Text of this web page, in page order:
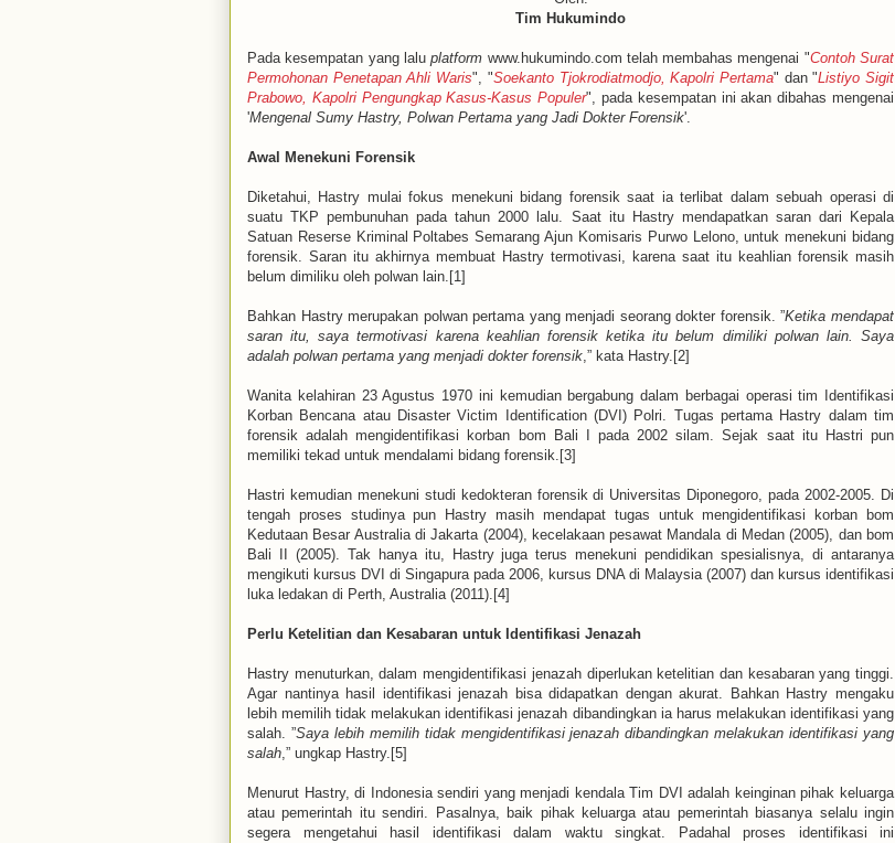
Tim Hukumindo
Pada kesempatan yang laluplatform www.hukumindo.com telah membahas mengenai "Contoh Surat
Permohonan Penetapan Ahli Waris", "Soekanto Tjokrodiatmodjo, Kapolri Pertama" dan "Listiyo Sigit
Prabowo, Kapolri Pengungkap Kasus-Kasus Populer", pada kesempatan ini akan dibahas mengenai
'Mengenal Sumy Hastry, Polwan Pertama yang Jadi Dokter Forensik'.
Awal Menekuni Forensik
Diketahui, Hastry mulai fokus menekuni bidang forensik saat ia terlibat dalam sebuah operasi di
suatu TKP pembunuhan pada tahun 2000 lalu. Saat itu Hastry mendapatkan saran dari Kepala
Satuan Reserse Kriminal Poltabes Semarang Ajun Komisaris Purwo Lelono, untuk menekuni bidang
forensik. Saran itu akhirnya membuat Hastry termotivasi, karena saat itu keahlian forensik masih
belum dimiliku oleh polwan lain.[1]
Bahkan Hastry merupakan polwan pertama yang menjadi seorang dokter forensik. ”Ketika mendapat
saran itu, saya termotivasi karena keahlian forensik ketika itu belum dimiliki polwan lain. Saya
adalah polwan pertama yang menjadi dokter forensik,” kata Hastry.[2]
Wanita kelahiran 23 Agustus 1970 ini kemudian bergabung dalam berbagai operasi tim Identifikasi
Korban Bencana atau Disaster Victim Identification (DVI) Polri. Tugas pertama Hastry dalam tim
forensik adalah mengidentifikasi korban bom Bali I pada 2002 silam. Sejak saat itu Hastri pun
memiliki tekad untuk mendalami bidang forensik.[3]
Hastri kemudian menekuni studi kedokteran forensik di Universitas Diponegoro, pada 2002-2005. Di
tengah proses studinya pun Hastry masih mendapat tugas untuk mengidentifikasi korban bom
Kedutaan Besar Australia di Jakarta (2004), kecelakaan pesawat Mandala di Medan (2005), dan bom
Bali II (2005). Tak hanya itu, Hastry juga terus menekuni pendidikan spesialisnya, di antaranya
mengikuti kursus DVI di Singapura pada 2006, kursus DNA di Malaysia (2007) dan kursus identifikasi
luka ledakan di Perth, Australia (2011).[4]
Perlu Ketelitian dan Kesabaran untuk Identifikasi Jenazah
Hastry menuturkan, dalam mengidentifikasi jenazah diperlukan ketelitian dan kesabaran yang tinggi.
Agar nantinya hasil identifikasi jenazah bisa didapatkan dengan akurat. Bahkan Hastry mengaku
lebih memilih tidak melakukan identifikasi jenazah dibandingkan ia harus melakukan identifikasi yang
salah. ”Saya lebih memilih tidak mengidentifikasi jenazah dibandingkan melakukan identifikasi yang
salah,” ungkap Hastry.[5]
Menurut Hastry, di Indonesia sendiri yang menjadi kendala Tim DVI adalah keinginan pihak keluarga
atau pemerintah itu sendiri. Pasalnya, baik pihak keluarga atau pemerintah biasanya selalu ingin
segera mengetahui hasil identifikasi dalam waktu singkat. Padahal proses identifikasi ini